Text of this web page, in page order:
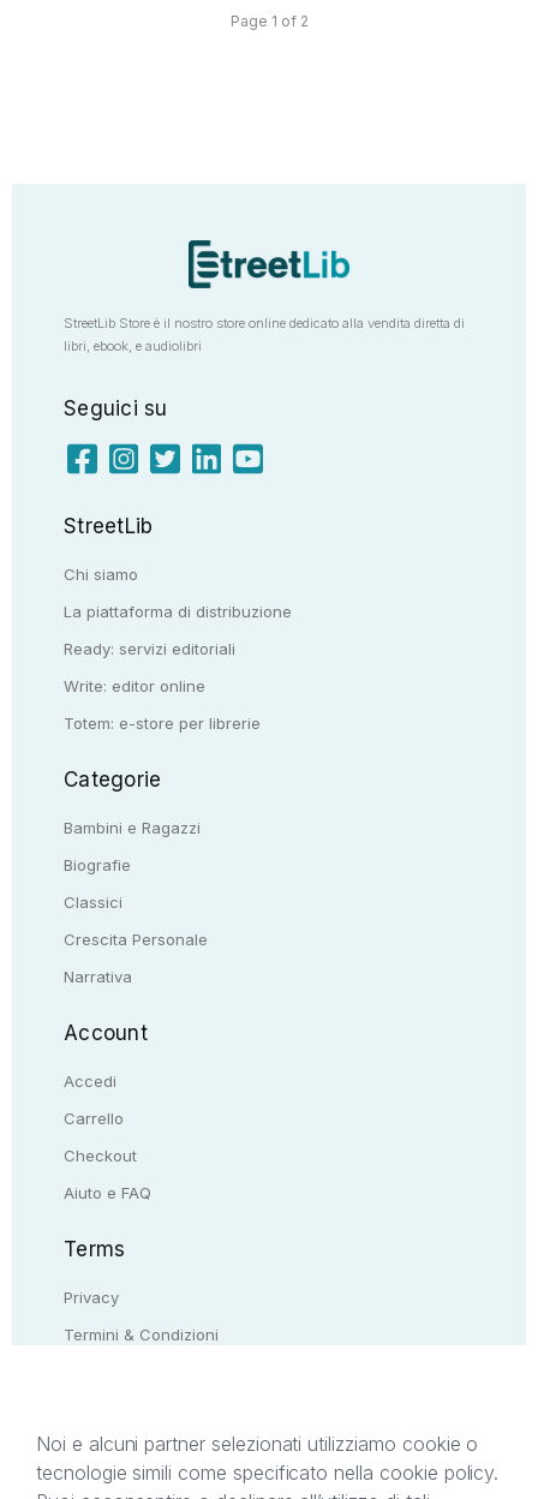
Page 1 of 2
StreetLib Store è il nostro store online dedicato alla vendita diretta di
libri, ebook, e audiolibri
Seguici su
StreetLib
Chi siamo
La piattaforma di distribuzione
Ready: servizi editoriali
Write: editor online
Totem: e-store per librerie
Categorie
Bambini e Ragazzi
Biografie
Classici
Crescita Personale
Narrativa
Account
Accedi
Carrello
Checkout
Aiuto e FAQ
Terms
Privacy
Termini & Condizioni
Noi e alcuni partner selezionati utilizziamo cookie o
tecnologie simili come specificato nella cookie policy.